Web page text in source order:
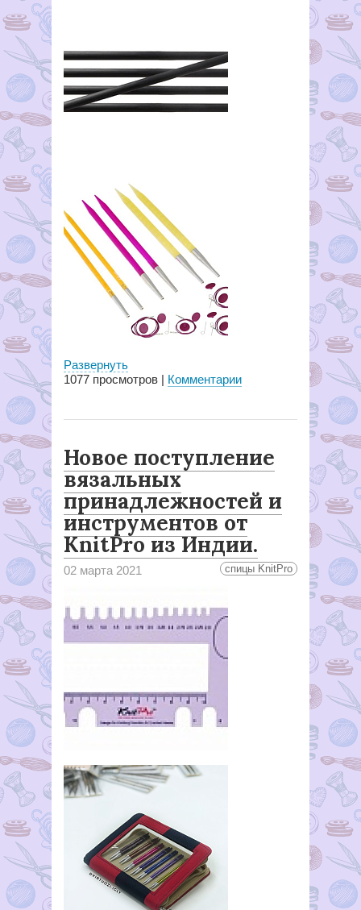
Развернуть
1077 просмотров | Комментарии
Новое поступление
вязальных
принадлежностей и
инструментов от
KnitPro из Индии.
02 марта 2021 спицы KnitPro